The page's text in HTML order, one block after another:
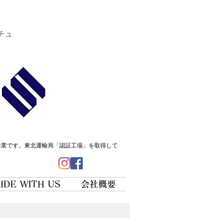
ュ
です。 東北運輸局「認証工場」を取得して
WITH US 会社概要